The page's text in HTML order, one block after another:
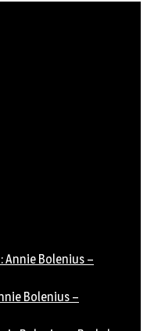
Annie Bolenius –
Bolenius –